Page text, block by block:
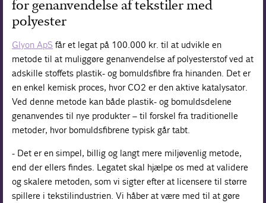
for genanvendelse af tekstiler med
polyester
Glyon ApS får et legat på 100.000 kr. til at udvikle en
metode til at muliggøre genanvendelse af polyesterstof ved at
adskille stoffets plastik- og bomuldsfibre fra hinanden. Det er
en enkel kemisk proces, hvor CO2 er den aktive katalysator.
Ved denne metode kan både plastik- og bomuldsdelene
genanvendes til nye produkter – til forskel fra traditionelle
metoder, hvor bomuldsfibrene typisk går tabt.
- Det er en simpel, billig og langt mere miljøvenlig metode,
end der ellers findes. Legatet skal hjælpe os med at validere
og skalere metoden, som vi sigter efter at licensere til større
spillere i tekstilindustrien. Vi håber at være med til at gøre